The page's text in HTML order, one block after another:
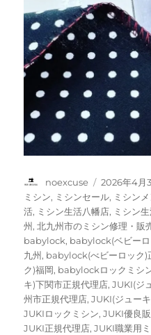
投
稿
者
noexcuse
投
稿
日:
2026年4月
ミシン, ミシンセール, ミシン
活, ミシン生活八幡店, ミシン
州,北九州市のミシン修理・販
babylock, babylock(ベビー
九州, babylock(べビーロック)
ク)福岡, babylockロックミシ
キ)下関市正規代理店,JUKI(ジ
州市正規代理店,JUKI(ジュー
JUKIロックミシン,JUKI優良
JUKI正規代理店,JUKI職業用